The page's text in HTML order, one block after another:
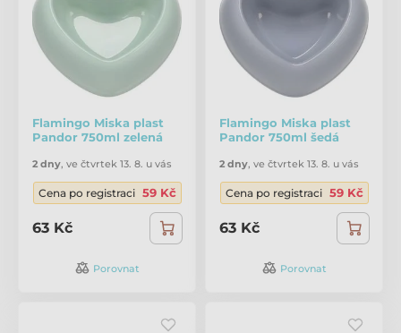
Flamingo Miska plast
Pandor 750ml zelená
2 dny, ve čtvrtek 13. 8. u vás
Cena po registraci 59 Kč
63 Kč
Porovnat
Flamingo Miska plast
Pandor 750ml šedá
2 dny, ve čtvrtek 13. 8. u vás
Cena po registraci 59 Kč
63 Kč
Porovnat